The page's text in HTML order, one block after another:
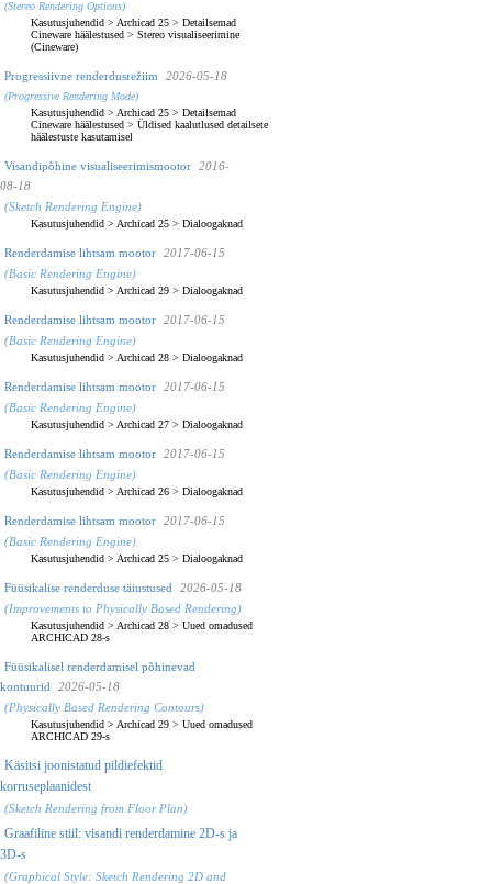
(Stereo Rendering Options)
Kasutusjuhendid > Archicad 25 > Detailsemad
Cineware häälestused > Stereo visualiseerimine
(Cineware)
Progressiivne renderdusrežiim 2026-05-18
(Progressive Rendering Mode)
Kasutusjuhendid > Archicad 25 > Detailsemad
Cineware häälestused > Üldised kaalutlused detailsete
häälestuste kasutamisel
Visandipõhine visualiseerimismootor
2016-
08-18
(Sketch Rendering Engine)
Kasutusjuhendid > Archicad 25 > Dialoogaknad
Renderdamise lihtsam mootor
2017-06-15
(Basic Rendering Engine)
Kasutusjuhendid > Archicad 29 > Dialoogaknad
Renderdamise lihtsam mootor
2017-06-15
(Basic Rendering Engine)
Kasutusjuhendid > Archicad 28 > Dialoogaknad
Renderdamise lihtsam mootor
2017-06-15
(Basic Rendering Engine)
Kasutusjuhendid > Archicad 27 > Dialoogaknad
Renderdamise lihtsam mootor
2017-06-15
(Basic Rendering Engine)
Kasutusjuhendid > Archicad 26 > Dialoogaknad
Renderdamise lihtsam mootor
2017-06-15
(Basic Rendering Engine)
Kasutusjuhendid > Archicad 25 > Dialoogaknad
Füüsikalise renderduse täiustused
2026-05-18
(Improvements to Physically Based Rendering)
Kasutusjuhendid > Archicad 28 > Uued omadused
ARCHICAD 28-s
Füüsikalisel renderdamisel põhinevad
kontuurid
2026-05-18
(Physically Based Rendering Contours)
Kasutusjuhendid > Archicad 29 > Uued omadused
ARCHICAD 29-s
Käsitsi joonistatud pildiefektid
korruseplaanidest
(Sketch Rendering from Floor Plan)
Graafiline stiil: visandi renderdamine 2D-s ja
3D-s
(Graphical Style: Sketch Rendering 2D and